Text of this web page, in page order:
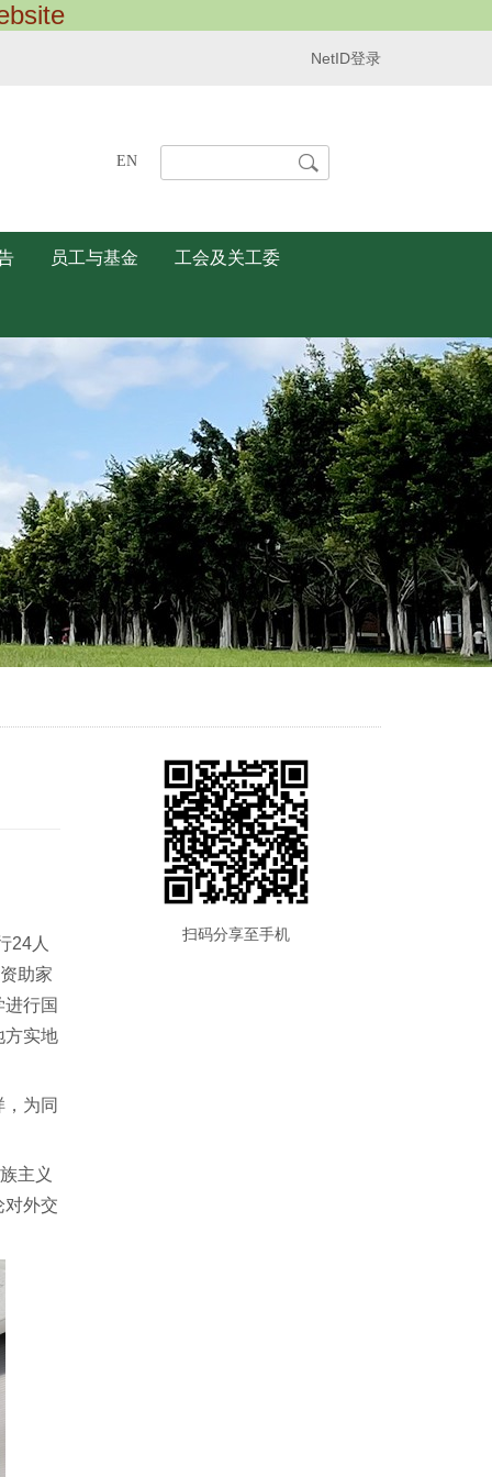
NetID登录
EN
员工与基金 工会及关工委
24人
助家
行国
方实地
为同
主义
对外交